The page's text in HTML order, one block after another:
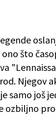
što
Njegov
samo još
ozbiljno